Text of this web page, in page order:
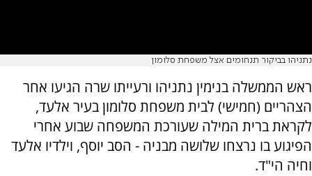
נתניהו בביקור תנחומים אצל משפחת סלומון
ראש הממשלה בנימין נתניהו ורעייתו שרה הגיעו אחר
הצהריים (חמישי) לבית משפחת סלומון בעיר אלעד,
לקראת ברית המילה שעורכת המשפחה שבוע אחרי
הפיגוע בו נרצחו שלושה מבניה - הסב יוסף, וילדיו אלעד
וחיה הי"ד.